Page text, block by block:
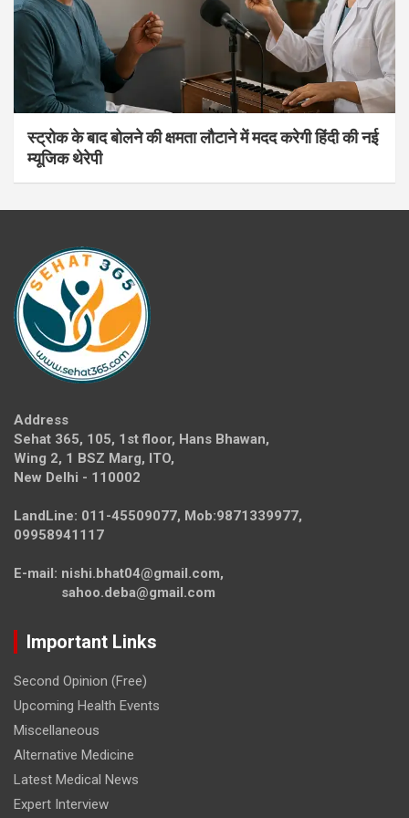
स्ट्रोक के बाद बोलने की क्षमता लौटाने में मदद करेगी हिंदी की नई
म्यूजिक थेरेपी
Address
Sehat 365, 105, 1st floor, Hans Bhawan,
Wing 2, 1 BSZ Marg, ITO,
New Delhi - 110002
LandLine: 011-45509077, Mob:9871339977,
09958941117
E-mail: nishi.bhat04@gmail.com,
sahoo.deba@gmail.com
Important Links
Second Opinion (Free)
Upcoming Health Events
Miscellaneous
Alternative Medicine
Latest Medical News
Expert Interview